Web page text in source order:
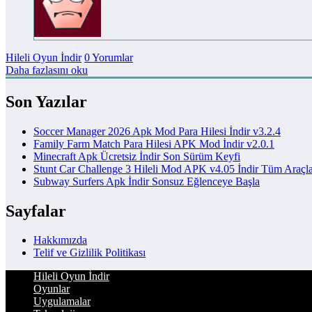
Hileli Oyun İndir 0 Yorumlar
Daha fazlasını oku
Son Yazılar
Soccer Manager 2026 Apk Mod Para Hilesi İndir v3.2.4
Family Farm Match Para Hilesi APK Mod İndir v2.0.1
Minecraft Apk Ücretsiz İndir Son Sürüm Keyfi
Stunt Car Challenge 3 Hileli Mod APK v4.05 İndir Tüm
Subway Surfers Apk İndir Sonsuz Eğlenceye Başla
Sayfalar
Hakkımızda
Telif ve Gizlilik Politikası
Hileli Oyun İndir
Oyunlar
Uygulamalar